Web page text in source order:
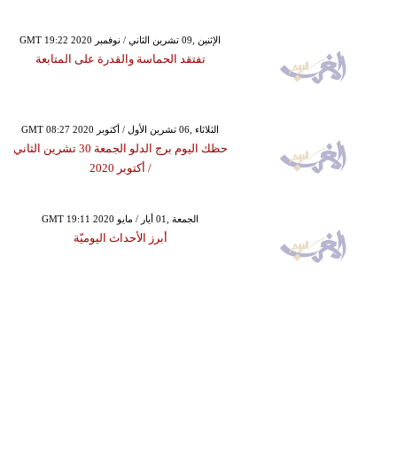
GMT 19:22 2020 الإثنين ,09 تشرين الثاني / نوفمبر
تفتقد الحماسة والقدرة على المتابعة
GMT 08:27 2020 الثلاثاء ,06 تشرين الأول / أكتوبر
حظك اليوم برج الدلو الجمعة 30 تشرين الثاني
/ أكتوبر 2020
GMT 19:11 2020 الجمعة ,01 أيار / مايو
أبرز الأحداث اليوميّة